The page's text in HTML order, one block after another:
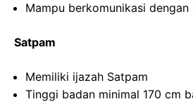
Mampu berkomunikasi dengan
Satpam
Memiliki ijazah Satpam
Tinggi badan minimal 170 cm